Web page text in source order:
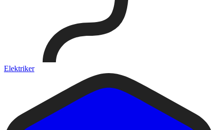
Elektriker